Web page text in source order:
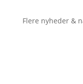
Flere nyheder &